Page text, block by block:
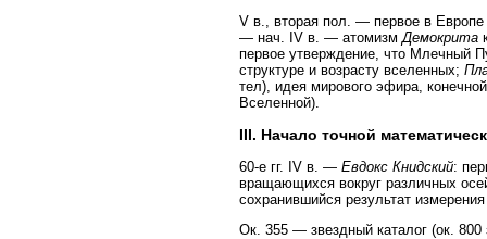
V в., вторая пол. — первое в Европе
— нач. IV в. — атомизм Демокрита
первое утверждение, что Млечный
структуре и возрасту вселенных;
тел), идея мирового эфира,
Вселенной).
III. Начало точной
60-е гг. IV в. — Евдокс Книдский:
вращающихся вокруг различных
сохранившийся результат
Ок. 355 — звездный каталог (ок.